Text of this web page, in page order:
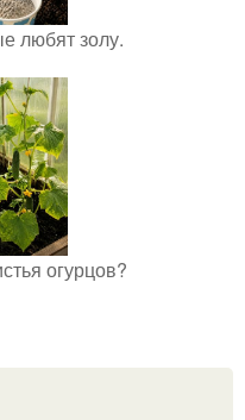
любят золу.
огурцов?